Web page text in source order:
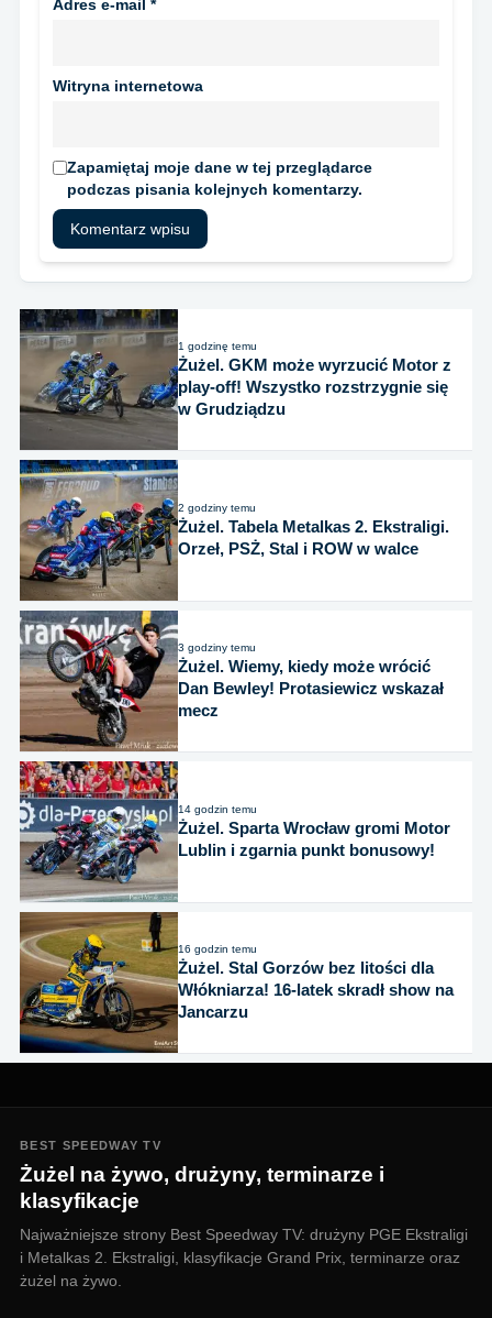
Adres e-mail *
Witryna internetowa
Zapamiętaj moje dane w tej przeglądarce
podczas pisania kolejnych komentarzy.
1 godzinę temu
Żużel. GKM może wyrzucić Motor z
play-off! Wszystko rozstrzygnie się
w Grudziądzu
2 godziny temu
Żużel. Tabela Metalkas 2. Ekstraligi.
Orzeł, PSŻ, Stal i ROW w walce
3 godziny temu
Żużel. Wiemy, kiedy może wrócić
Dan Bewley! Protasiewicz wskazał
mecz
14 godzin temu
Żużel. Sparta Wrocław gromi Motor
Lublin i zgarnia punkt bonusowy!
16 godzin temu
Żużel. Stal Gorzów bez litości dla
Włókniarza! 16-latek skradł show na
Jancarzu
BEST SPEEDWAY TV
Żużel na żywo, drużyny, terminarze i
klasyfikacje
Najważniejsze strony Best Speedway TV: drużyny PGE Ekstraligi
i Metalkas 2. Ekstraligi, klasyfikacje Grand Prix, terminarze oraz
żużel na żywo.